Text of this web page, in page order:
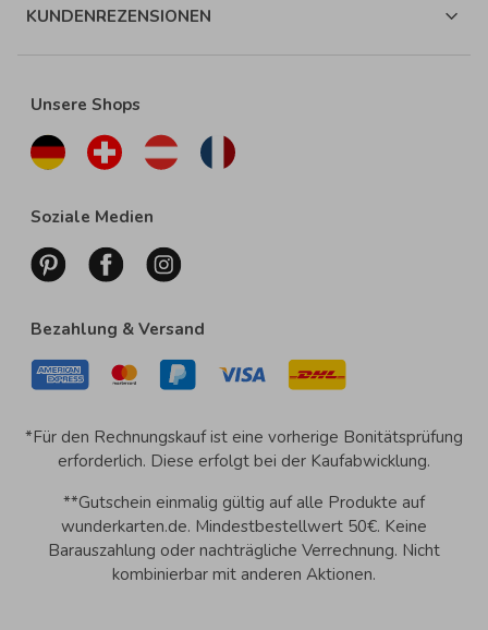
KUNDENREZENSIONEN
Unsere Shops
Soziale Medien
Bezahlung & Versand
*Für den Rechnungskauf ist eine vorherige Bonitätsprüfung
erforderlich. Diese erfolgt bei der Kaufabwicklung.
**Gutschein einmalig gültig auf alle Produkte auf
wunderkarten.de. Mindestbestellwert 50€. Keine
Barauszahlung oder nachträgliche Verrechnung. Nicht
kombinierbar mit anderen Aktionen.